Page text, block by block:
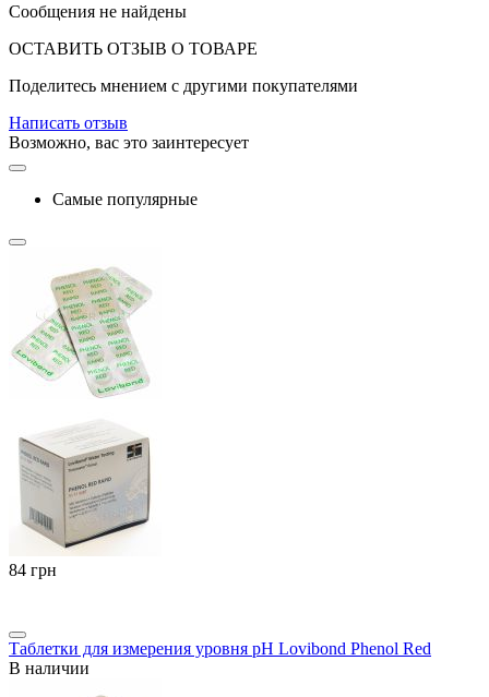
Сообщения не найдены
ОСТАВИТЬ ОТЗЫВ О ТОВАРЕ
Поделитесь мнением с другими покупателями
Написать отзыв
Возможно, вас это заинтересует
Самые популярные
‍84‍ грн
Таблетки для измерения уровня pH Lovibond Phenol Red
В наличии